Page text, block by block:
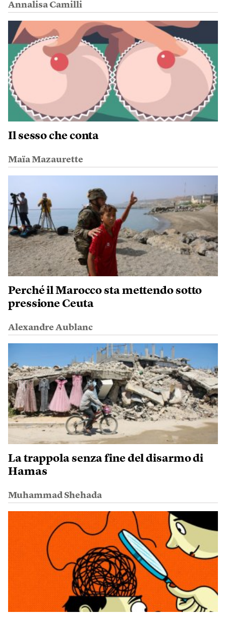
Annalisa Camilli
Il sesso che conta
Maïa Mazaurette
Perché il Marocco sta mettendo sotto
pressione Ceuta
Alexandre Aublanc
La trappola senza fine del disarmo di
Hamas
Muhammad Shehada